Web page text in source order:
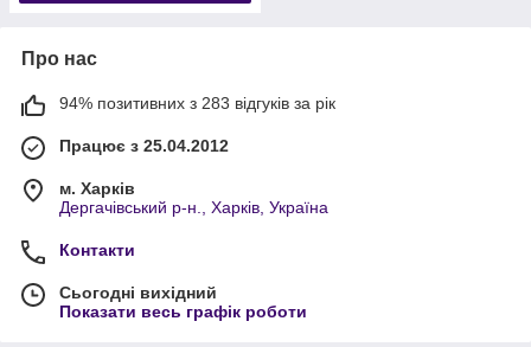
Про нас
94% позитивних з 283 відгуків за рік
Працює з 25.04.2012
м. Харків
Дергачівський р-н., Харків, Україна
Контакти
Сьогодні вихідний
Показати весь графік роботи